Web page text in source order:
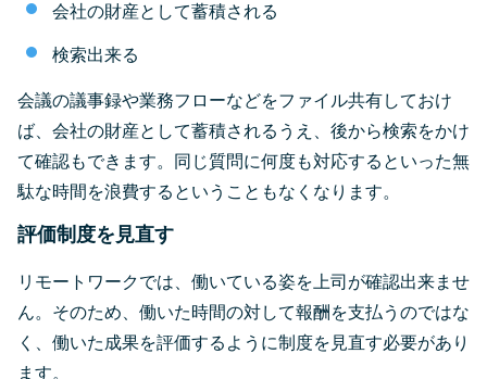
会社の財産として蓄積される
検索出来る
会議の議事録や業務フローなどをファイル共有しておけ
ば、会社の財産として蓄積されるうえ、後から検索をかけ
て確認もできます。同じ質問に何度も対応するといった無
駄な時間を浪費するということもなくなります。
評価制度を見直す
リモートワークでは、働いている姿を上司が確認出来ませ
ん。そのため、働いた時間の対して報酬を支払うのではな
く、働いた成果を評価するように制度を見直す必要があり
ます。